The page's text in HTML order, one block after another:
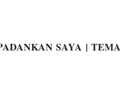
SAYA | TEMA